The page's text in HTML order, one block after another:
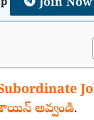
Join Now
అవ్వండి.